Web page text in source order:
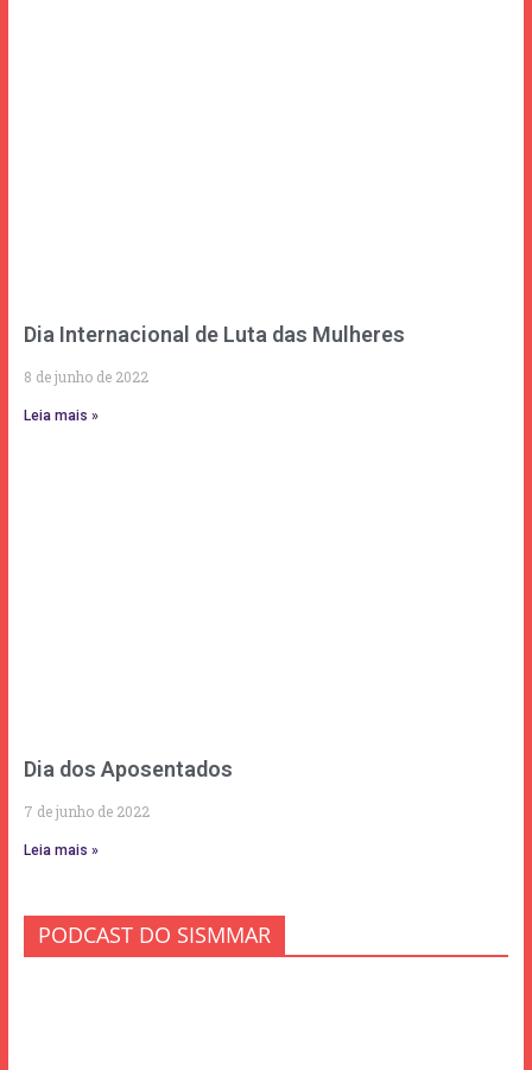
Dia Internacional de Luta das Mulheres
8 de junho de 2022
Leia mais »
Dia dos Aposentados
7 de junho de 2022
Leia mais »
PODCAST DO SISMMAR